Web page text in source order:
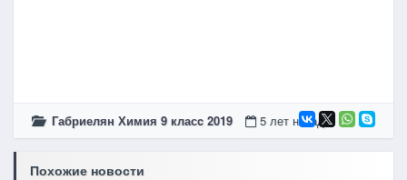
Габриелян Химия 9 класc 2019 5 лет назад
Похожие новости